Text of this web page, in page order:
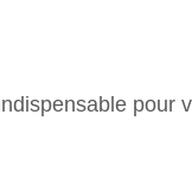
pour